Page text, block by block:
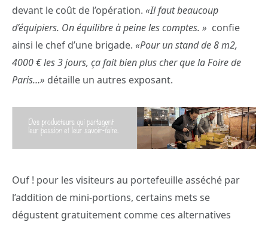
devant le coût de l’opération. «Il faut beaucoup
d’équipiers. On équilibre à peine les comptes. » confie
ainsi le chef d’une brigade. «Pour un stand de 8 m2,
4000 € les 3 jours, ça fait bien plus cher que la Foire de
Paris…» détaille un autres exposant.
Ouf ! pour les visiteurs au portefeuille asséché par
l’addition de mini-portions, certains mets se
dégustent gratuitement comme ces alternatives